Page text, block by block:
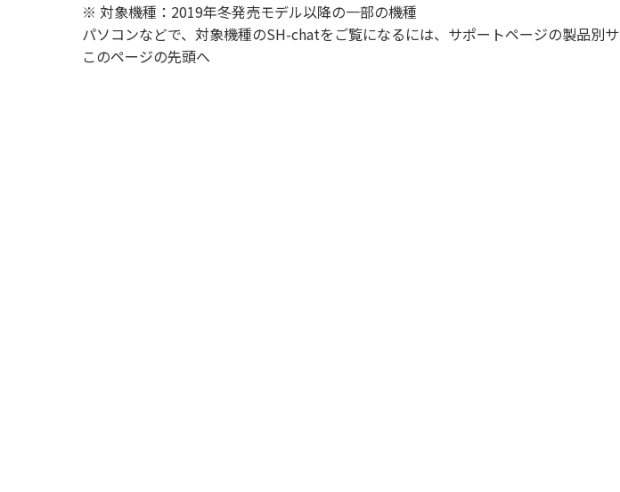
※ 対象機種：2019年冬発売モデル以降の一部の機種
パソコンなどで、対象機種のSH-chatをご覧になるには、サポートページの製品別
このページの先頭へ